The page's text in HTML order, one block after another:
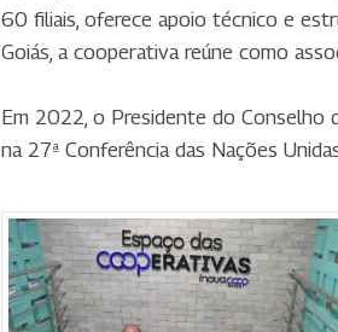
60 filiais, oferece apoio técnico e
Goiás, a cooperativa reúne como
Em 2022, o Presidente do Conselho
na 27ª Conferência das Nações